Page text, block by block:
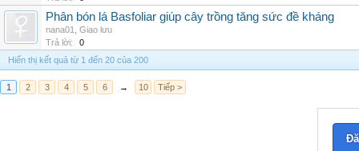
Phân bón lá Basfoliar giúp cây trồng tăng sức đề kháng
nana01
Giao lưu
Trả lời:
0
Hiển thị kết quả từ 1 đến 20 của 200
1 2 3 4 5 6 → 10 Tiếp >